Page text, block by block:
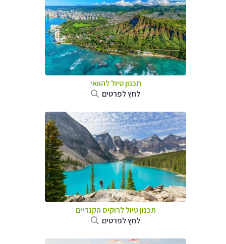
תכנון טיול להוואי
לחץ לפרטים
תכנון טיול לרוקיס הקנדיים
לחץ לפרטים